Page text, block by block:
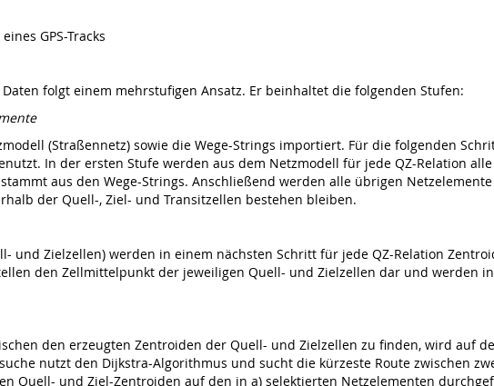
GPS-Tracks
folgt einem mehrstufigen Ansatz. Er beinhaltet die folgenden Stufen:
(Straßennetz) sowie die Wege-Strings importiert. Für die folgenden
In der ersten Stufe werden aus dem Netzmodell für jede QZ-Relation
aus den Wege-Strings. Anschließend werden alle übrigen
der Quell-, Ziel- und Transitzellen bestehen bleiben.
und Zielzellen) werden in einem nächsten Schritt für jede QZ-Relation
stellen den Zellmittelpunkt der jeweiligen Quell- und Zielzellen dar und werden
den erzeugten Zentroiden der Quell- und Zielzellen zu finden, wird auf
nutzt den Dijkstra-Algorithmus und sucht die kürzeste Route zwischen
Quell- und Ziel-Zentroiden auf den in a) selektierten Netzelementen